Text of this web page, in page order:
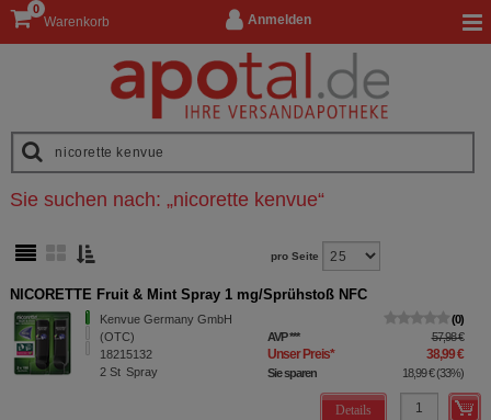
Anmelden
Warenkorb
0
Sie suchen nach: „nicorette kenvue“
pro Seite
NICORETTE Fruit & Mint Spray 1 mg/Sprühstoß NFC
Kenvue Germany GmbH
(OTC)
18215132
2 St Spray
0
AVP*** 57,98 €
Unser Preis* 38,99 €
Sie sparen 18,99 €(33%)
Details